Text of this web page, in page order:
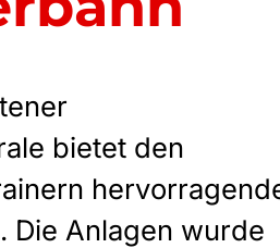
bietet den
Die Anlagen wurde